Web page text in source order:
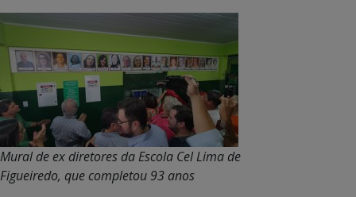
Mural de ex diretores da Escola Cel Lima de
Figueiredo, que completou 93 anos